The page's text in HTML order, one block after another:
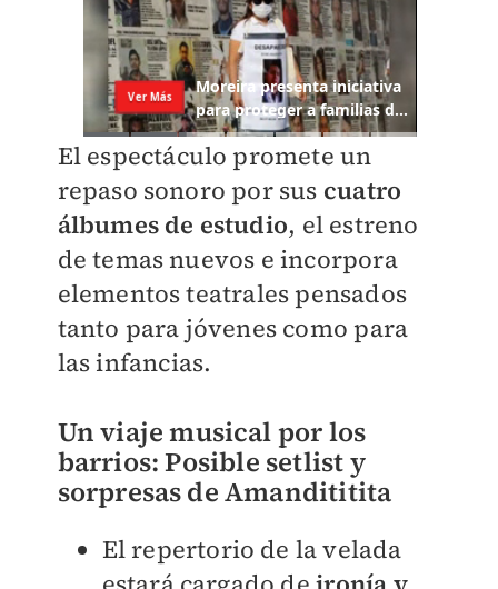
El espectáculo promete un
repaso sonoro por sus cuatro
álbumes de estudio, el estreno
de temas nuevos e incorpora
elementos teatrales pensados
tanto para jóvenes como para
las infancias.
Un viaje musical por los
barrios:Posible setlist y
sorpresas de Amandititita
El repertorio de la velada